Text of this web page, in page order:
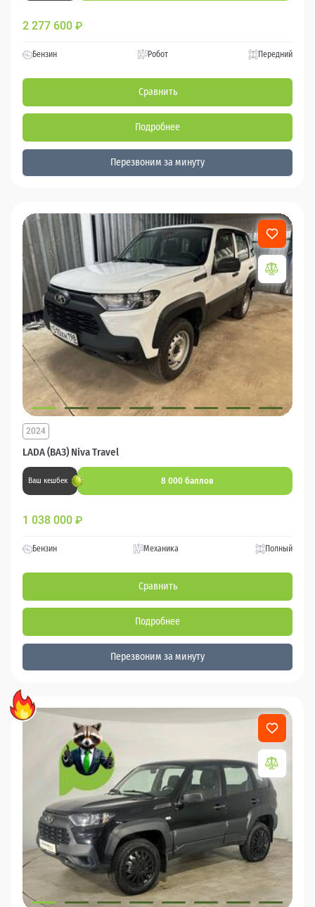
2 277 600 ₽
Бензин Робот Передний
Сравнить
Подробнее
Перезвоним за минуту
LADA (ВАЗ) Niva Travel
2024
Ваш кешбек 8 000 баллов
1 038 000 ₽
Бензин Механика Полный
Сравнить
Подробнее
Перезвоним за минуту